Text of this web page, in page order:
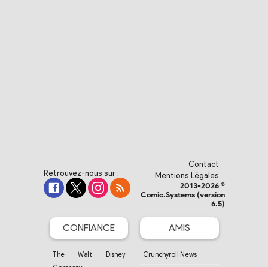
Retrouvez-nous sur :
Contact
Mentions Légales
2013-2026 ©
Comic.Systems (version
6.5)
CONFIANCE
The Walt Disney
AMIS
Crunchyroll News